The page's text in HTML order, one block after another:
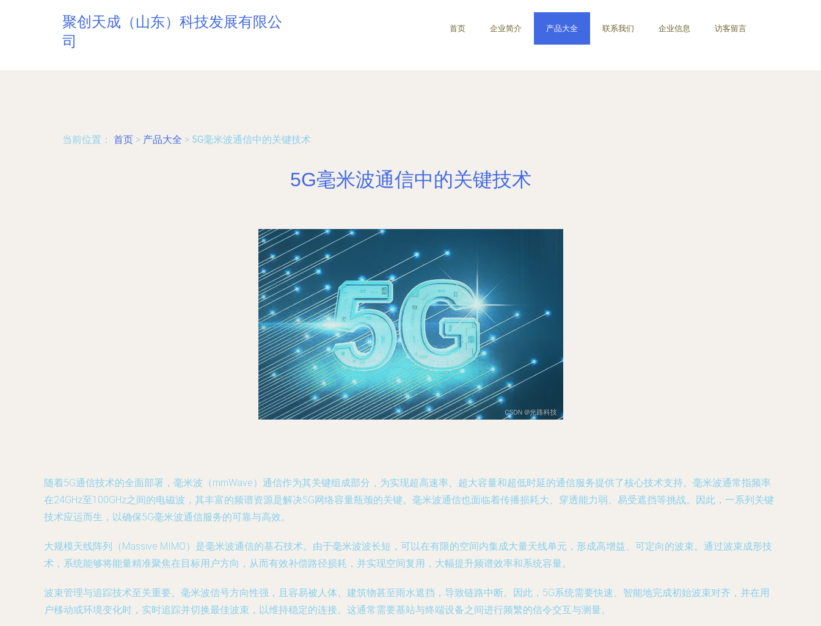
聚创天成（山东）科技发展有限公
司
首页 企业简介 产品大全 联系我们 企业信息 访客留言
当前位置： 首页 > 产品大全 > 5G毫米波通信中的关键技术
5G毫米波通信中的关键技术
随着5G通信技术的全面部署，毫米波（mmWave）通信作为其关键组成部分，为实现超高速率、超大容量和超低时延的通信服务提供了核心技术支持。毫米波通常指频率
在24GHz至100GHz之间的电磁波，其丰富的频谱资源是解决5G网络容量瓶颈的关键。毫米波通信也面临着传播损耗大、穿透能力弱、易受遮挡等挑战。因此，一系列关键
技术应运而生，以确保5G毫米波通信服务的可靠与高效。
大规模天线阵列（Massive MIMO）是毫米波通信的基石技术。由于毫米波波长短，可以在有限的空间内集成大量天线单元，形成高增益、可定向的波束。通过波束成形技
术，系统能够将能量精准聚焦在目标用户方向，从而有效补偿路径损耗，并实现空间复用，大幅提升频谱效率和系统容量。
波束管理与追踪技术至关重要。毫米波信号方向性强，且容易被人体、建筑物甚至雨水遮挡，导致链路中断。因此，5G系统需要快速、智能地完成初始波束对齐，并在用
户移动或环境变化时，实时追踪并切换最佳波束，以维持稳定的连接。这通常需要基站与终端设备之间进行频繁的信令交互与测量。